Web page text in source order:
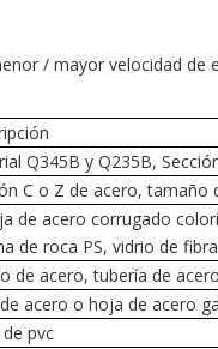
/ mayor velocidad de
Q345B y Q235B,
C o Z de acero, tamaño
de acero corrugado
de roca PS, vidrio de
de acero, tubería de
acero o hoja de acero
pvc